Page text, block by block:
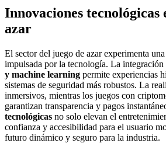
Innovaciones tecnológicas
azar
El sector del juego de azar experimenta
impulsada por la tecnología. La integración
y machine learning permite experiencias
sistemas de seguridad más robustos. La
inmersivos, mientras los juegos con
garantizan transparencia y pagos
tecnológicas no solo elevan el
confianza y accesibilidad para el usuario
futuro dinámico y seguro para la industria.